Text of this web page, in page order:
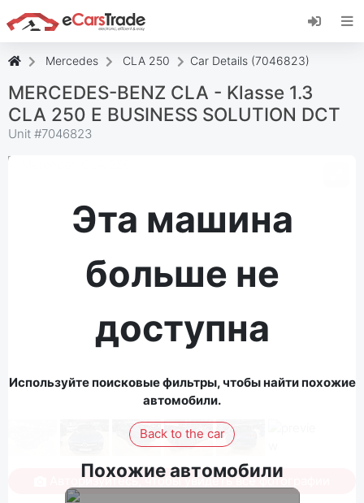
Установите веб-приложение eCarsTrade,
добавьте его на главный экран и получайте
Mercedes CLA 250 Car Details (7046823)
MERCEDES-BENZ CLA - Klasse 1.3
CLA 250 E BUSINESS SOLUTION DCT
Unit #7046823
Эта машина
больше не
доступна
Используйте поисковые фильтры, чтобы найти похожие
автомобили.
Back to the car
Похожие автомобили
Авторизуйтесь, чтобы увидеть все фотографии